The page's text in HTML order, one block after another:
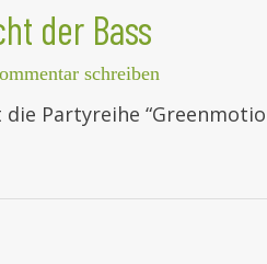
der Bass
schreiben
die Partyreihe